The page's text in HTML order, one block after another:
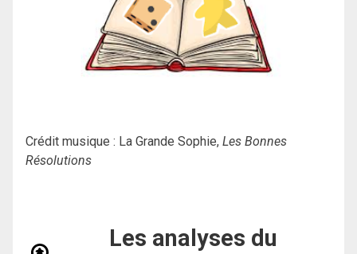
Crédit musique : La Grande Sophie, Les Bonnes
Résolutions
Les analyses du